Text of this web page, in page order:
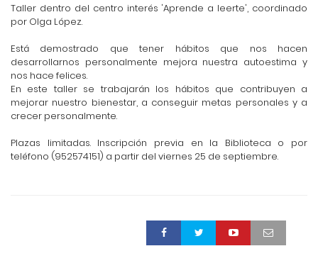
Taller dentro del centro interés 'Aprende a leerte', coordinado
por Olga López.
Está demostrado que tener hábitos que nos hacen
desarrollarnos personalmente mejora nuestra autoestima y
nos hace felices.
En este taller se trabajarán los hábitos que contribuyen a
mejorar nuestro bienestar, a conseguir metas personales y a
crecer personalmente.
Plazas limitadas. Inscripción previa en la Biblioteca o por
teléfono (952574151) a partir del viernes 25 de septiembre.